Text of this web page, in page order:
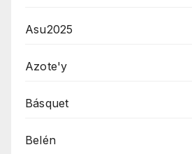
Asu2025
Azote'y
Básquet
Belén